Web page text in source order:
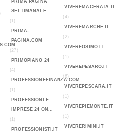
PRIMA PAGINA
SETTIMANALE
(1)
PRIMA-
PAGINA.COM
(27)
PRIMOPIANO 24
(4)
PROFESSIONEFINANZA.COM
(1)
PROFESSIONI E
IMPRESE 24 ON...
(1)
PROFESSIONISTI.IT
VIVEREMACERATA.IT
(4)
VIVEREMARCHE.IT
(2)
VIVEREOSIMO.IT
(1)
VIVEREPESARO.IT
(6)
VIVEREPESCARA.IT
(1)
VIVEREPIEMONTE.IT
(1)
VIVERERIMINI.IT